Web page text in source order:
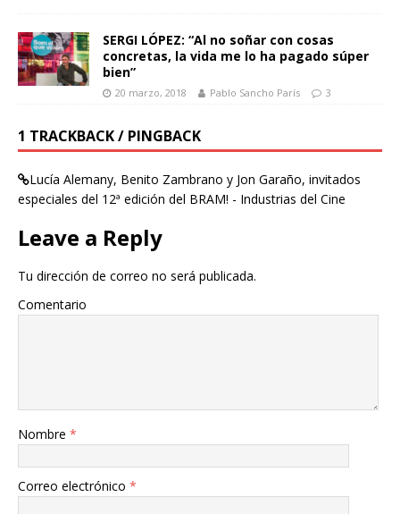
SERGI LÓPEZ: “Al no soñar con cosas
concretas, la vida me lo ha pagado súper
bien”
20 marzo, 2018 Pablo Sancho París 3
1 TRACKBACK / PINGBACK
Lucía Alemany, Benito Zambrano y Jon Garaño, invitados
especiales del 12ª edición del BRAM! - Industrias del Cine
Leave a Reply
Tu dirección de correo no será publicada.
Comentario
Nombre *
Correo electrónico *